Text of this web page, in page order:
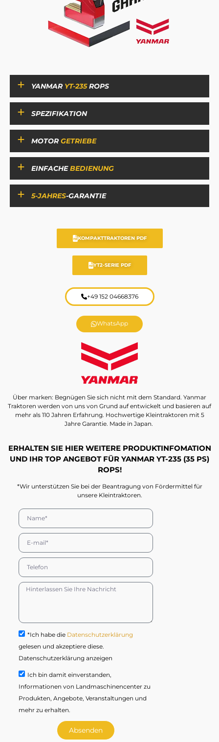
YANMAR YT-235ROPS
SPEZIFIKATION
MOTORGETRIEBE
EINFACHEBEDIENUNG
5-JAHRES-GARANTIE
KOMPAKTTRAKTOREN PDF
YT2-SERIE PDF
+49 152 04668376
WhatsApp
Über marken: Begnügen Sie sich nicht mit dem Standard. Yanmar
Traktoren werden von uns von Grund auf entwickelt und basieren auf
mehr als 110 Jahren Erfahrung. Hochwertige Kleintraktoren mit 5
Jahre Garantie. Made in Japan.
ERHALTEN SIE HIER WEITERE PRODUKTINFOMATION
UND IHR TOP ANGEBOT FÜR YANMAR YT-235 (35 PS)
ROPS!
*Wir unterstützen Sie bei der Beantragung von Fördermittel für
unsere Kleintraktoren.
*Ich habe die Datenschutzerklärung
gelesen und akzeptiere diese.
Datenschutzerklärung anzeigen
Ich bin damit einverstanden,
Informationen von Landmaschinencenter zu
Produkten, Angebote, Veranstaltungen und
mehr zu erhalten.
Absenden